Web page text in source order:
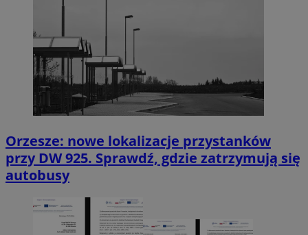
Orzesze: nowe lokalizacje przystanków
przy DW 925. Sprawdź, gdzie zatrzymują się
autobusy